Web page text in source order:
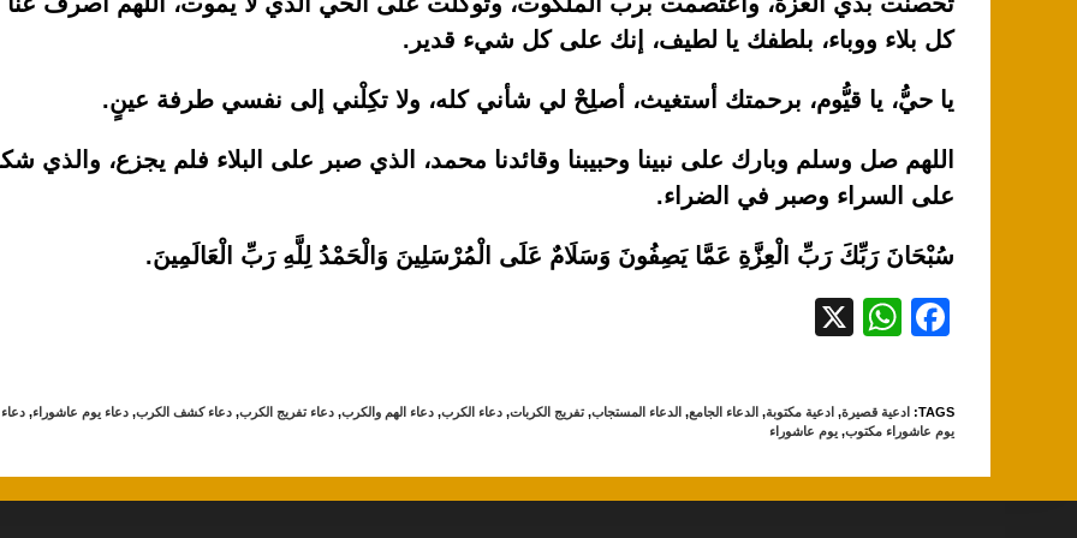
كل بلاء ووباء، بلطفك يا لطيف، إنك على كل شيء قدير.
يا حيُّ، يا قيُّوم، برحمتك أستغيث، أصلِحْ لي شأني كله، ولا تكِلْني إلى نفسي طرفة عينٍ.
اللهم صل وسلم وبارك على نبينا وحبيبنا وقائدنا محمد، الذي صبر على البلاء فلم يجزع، والذي
على السراء وصبر في الضراء.
سُبْحَانَ رَبِّكَ رَبِّ الْعِزَّةِ عَمَّا يَصِفُونَ وَسَلَامٌ عَلَى الْمُرْسَلِينَ وَالْحَمْدُ لِلَّهِ رَبِّ الْعَالَمِينَ.
F
c
e
b
o
W
at
s
A
p
TAGS
: ادعية قصيرة, ادعية مكتوبة, الدعاء الجامع, الدعاء المستجاب, تفريج الكربات, دعاء الكرب, دعاء الهم والكرب, دعاء تفريج الكرب, دعاء كشف الكرب, دعاء يوم عاشوراء, دعاء
يوم عاشوراء مكتوب, يوم عاشوراء